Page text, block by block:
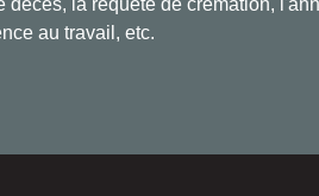
la requête de crémation,
au travail, etc.